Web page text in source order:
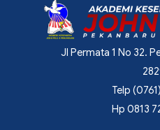
Jl Permata 1 No 32.
Telp
Hp 0813